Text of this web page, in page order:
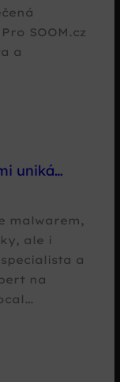
SOOM.cz
a
uniká…
malwarem,
ale i
a
na